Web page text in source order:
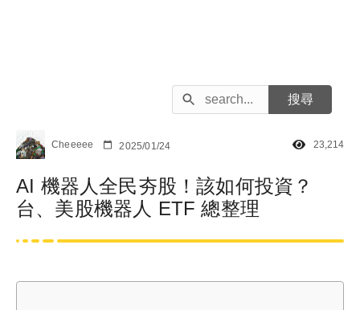
Cheeeee 2025/01/24 23,214
AI 機器人全民夯股！該如何投資？
台、美股機器人 ETF 總整理